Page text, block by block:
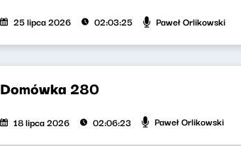
25 lipca 2026 02:03:25 Paweł Orlikowski
Domówka 280
18 lipca 2026 02:06:23 Paweł Orlikowski